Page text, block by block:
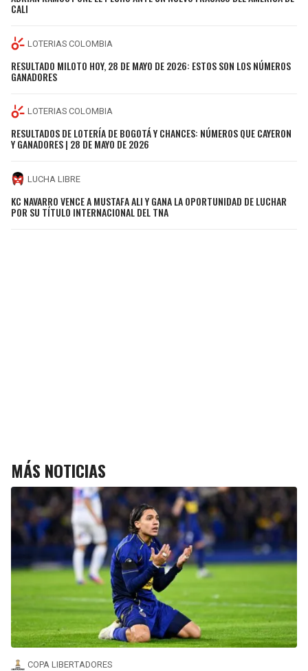
CALI
LOTERIAS COLOMBIA
RESULTADO MILOTO HOY, 28 DE MAYO DE 2026: ESTOS SON LOS NÚMEROS
GANADORES
LOTERIAS COLOMBIA
RESULTADOS DE LOTERÍA DE BOGOTÁ Y CHANCES: NÚMEROS QUE CAYERON
Y GANADORES | 28 DE MAYO DE 2026
LUCHA LIBRE
KC NAVARRO VENCE A MUSTAFA ALI Y GANA LA OPORTUNIDAD DE LUCHAR
POR SU TÍTULO INTERNACIONAL DEL TNA
MÁS NOTICIAS
COPA LIBERTADORES